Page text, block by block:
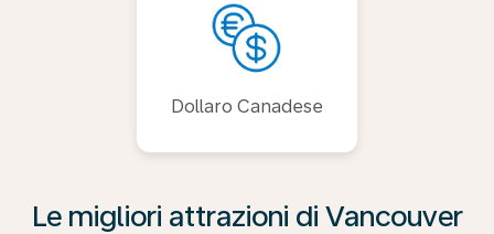
Dollaro Canadese
Le migliori attrazioni di Vancouver